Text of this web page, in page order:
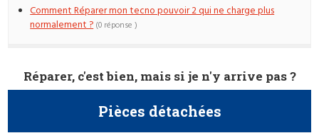
Comment Réparer mon tecno pouvoir 2 qui ne charge plus
normalement ? (0 réponse )
Réparer, c'est bien, mais si je n'y arrive pas ?
Pièces détachées